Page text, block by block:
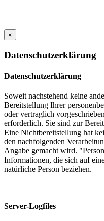
×
Datenschutzerklärung
Datenschutzerklärung
Soweit nachstehend keine
Bereitstellung Ihrer
oder vertraglich
erforderlich. Sie sind zur
Eine Nichtbereitstellung hat
den nachfolgenden
Angabe gemacht wird.
Informationen, die sich auf
natürliche Person beziehen.
Server-Logfiles